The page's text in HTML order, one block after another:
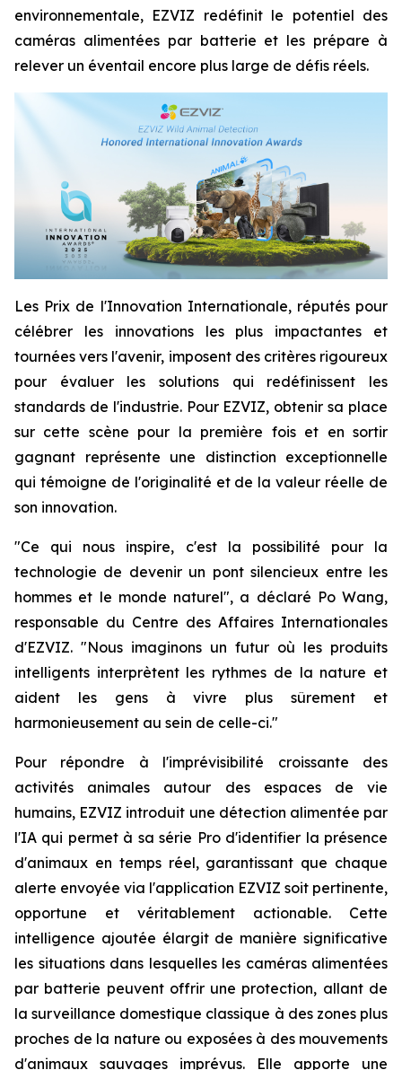
environnementale, EZVIZ redéfinit le potentiel des
caméras alimentées par batterie et les prépare à
relever un éventail encore plus large de défis réels.
Les Prix de l'Innovation Internationale, réputés pour
célébrer les innovations les plus impactantes et
tournées vers l'avenir, imposent des critères rigoureux
pour évaluer les solutions qui redéfinissent les
standards de l'industrie. Pour EZVIZ, obtenir sa place
sur cette scène pour la première fois et en sortir
gagnant représente une distinction exceptionnelle
qui témoigne de l'originalité et de la valeur réelle de
son innovation.
"Ce qui nous inspire, c'est la possibilité pour la
technologie de devenir un pont silencieux entre les
hommes et le monde naturel", a déclaré Po Wang,
responsable du Centre des Affaires Internationales
d'EZVIZ. "Nous imaginons un futur où les produits
intelligents interprètent les rythmes de la nature et
aident les gens à vivre plus sûrement et
harmonieusement au sein de celle-ci."
Pour répondre à l'imprévisibilité croissante des
activités animales autour des espaces de vie
humains, EZVIZ introduit une détection alimentée par
l'IA qui permet à sa série Pro d'identifier la présence
d'animaux en temps réel, garantissant que chaque
alerte envoyée via l'application EZVIZ soit pertinente,
opportune et véritablement actionable. Cette
intelligence ajoutée élargit de manière significative
les situations dans lesquelles les caméras alimentées
par batterie peuvent offrir une protection, allant de
la surveillance domestique classique à des zones plus
proches de la nature ou exposées à des mouvements
d'animaux sauvages imprévus. Elle apporte une